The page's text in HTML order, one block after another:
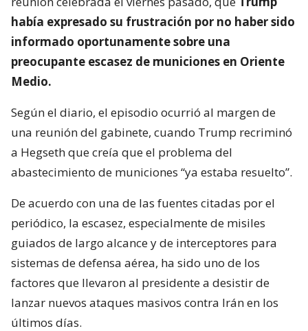
había expresado su frustración por no haber sido
informado oportunamente sobre una
preocupante escasez de municiones en Oriente
Medio.
Según el diario, el episodio ocurrió al margen de
una reunión del gabinete, cuando Trump recriminó
a Hegseth que creía que el problema del
abastecimiento de municiones “ya estaba resuelto”.
De acuerdo con una de las fuentes citadas por el
periódico, la escasez, especialmente de misiles
guiados de largo alcance y de interceptores para
sistemas de defensa aérea, ha sido uno de los
factores que llevaron al presidente a desistir de
lanzar nuevos ataques masivos contra Irán en los
últimos días.